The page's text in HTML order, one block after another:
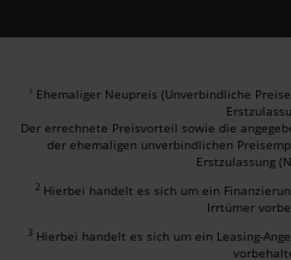
1 Ehemaliger Neupreis (Unverbindliche
Der errechnete Preisvorteil sowie die
der ehemaligen unverbindlichen
Erstzulassung
2 Hierbei handelt es sich um ein
Irrtümer
3 Hierbei handelt es sich um ein Leasing-